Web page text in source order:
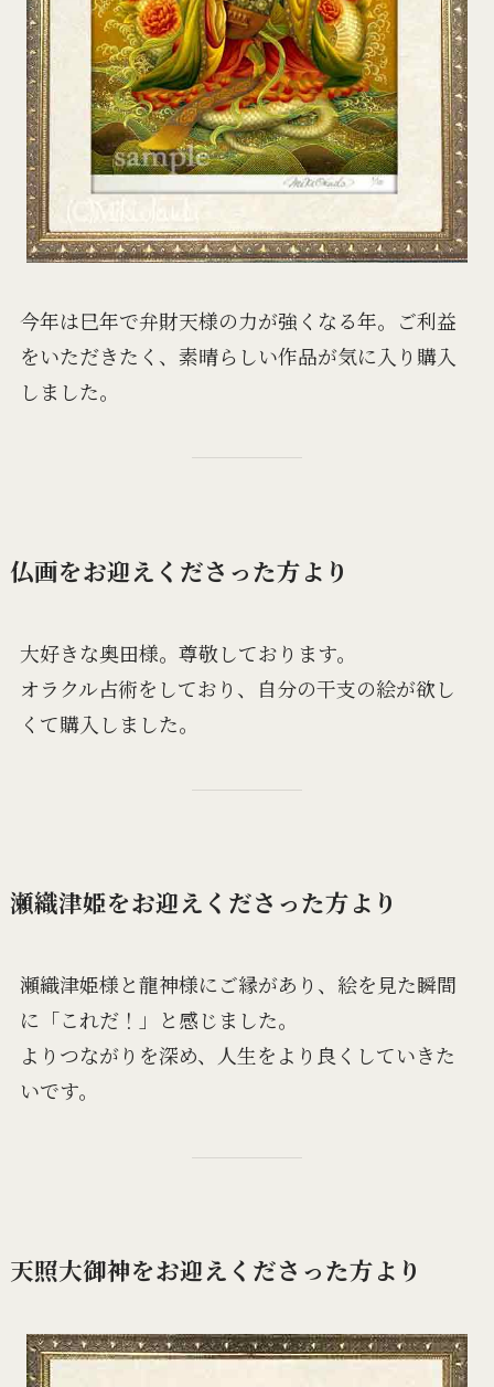
今年は巳年で弁財天様の力が強くなる年。ご利益
をいただきたく、素晴らしい作品が気に入り購入
しました。
仏画をお迎えくださった方より
大好きな奥田様。尊敬しております。
オラクル占術をしており、自分の干支の絵が欲し
くて購入しました。
瀬織津姫をお迎えくださった方より
瀬織津姫様と龍神様にご縁があり、絵を見た瞬間
に「これだ！」と感じました。
よりつながりを深め、人生をより良くしていきた
いです。
天照大御神をお迎えくださった方より